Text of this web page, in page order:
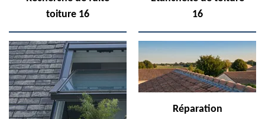
toiture 16
16
Réparation